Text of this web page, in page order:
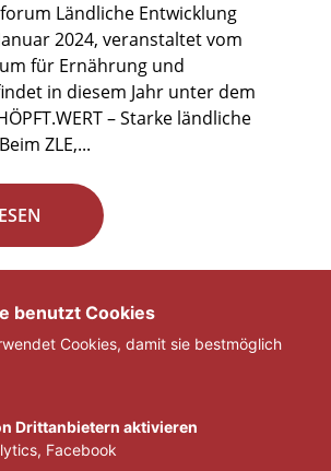
Ländliche Entwicklung
2024, veranstaltet vom
für Ernährung und
in diesem Jahr unter dem
– Starke ländliche
ZLE,...
4 5 ... 29 »
benutzt Cookies
Cookies, damit sie bestmöglich
Drittanbietern aktivieren
Facebook